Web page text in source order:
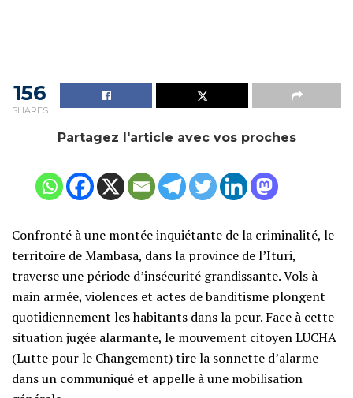
156
SHARES
Partagez l'article avec vos proches
Confronté à une montée inquiétante de la criminalité, le
territoire de Mambasa, dans la province de l’Ituri,
traverse une période d’insécurité grandissante. Vols à
main armée, violences et actes de banditisme plongent
quotidiennement les habitants dans la peur. Face à cette
situation jugée alarmante, le mouvement citoyen LUCHA
(Lutte pour le Changement) tire la sonnette d’alarme
dans un communiqué et appelle à une mobilisation